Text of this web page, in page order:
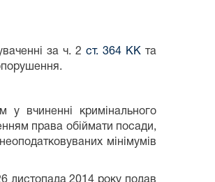
за ч. 2 ст. 364 КК та
вчиненні кримінального
права обіймати посади,
мінімумів
листопада 2014 року подав